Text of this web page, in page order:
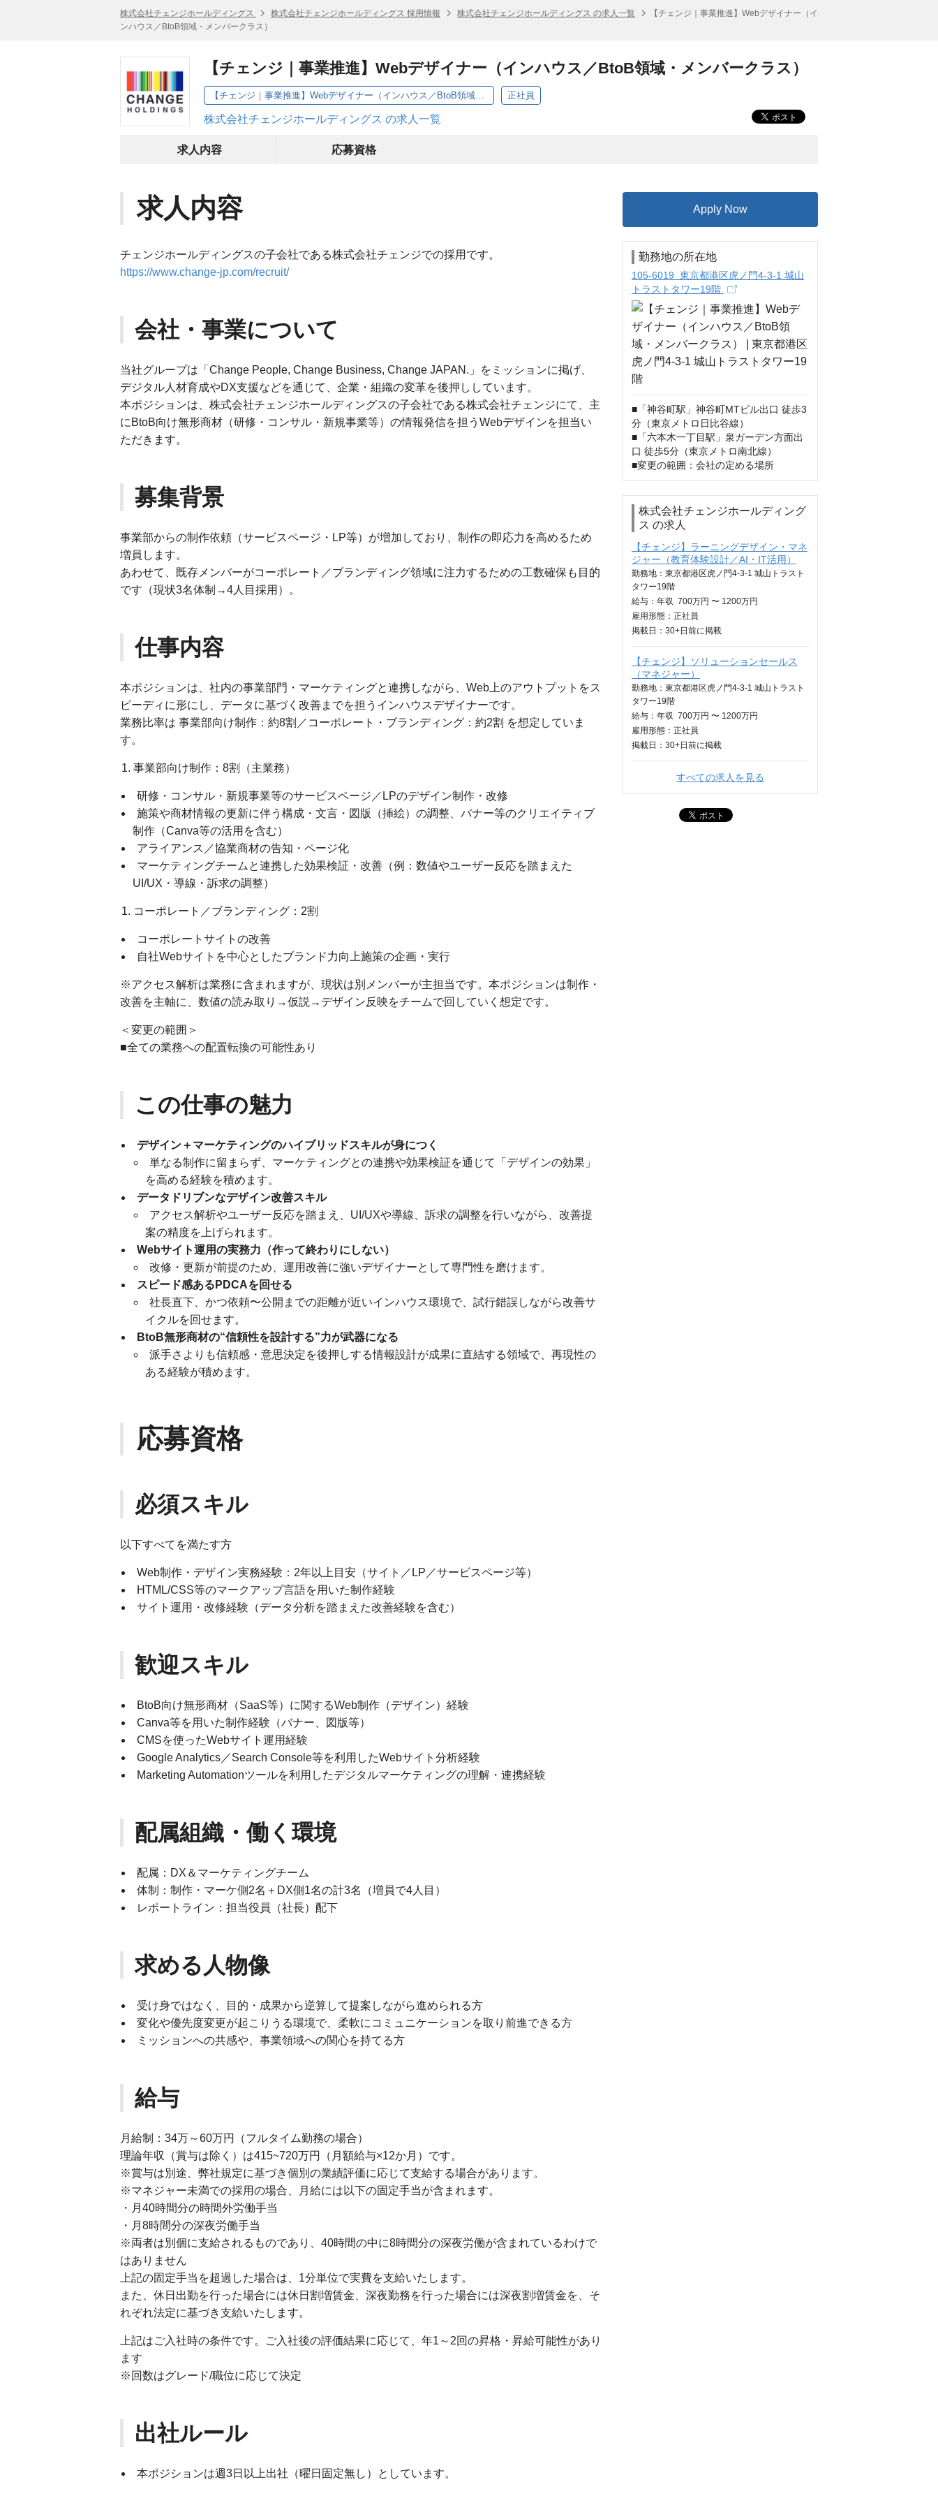
株式会社チェンジホールディングス 株式会社チェンジホールディングス 採用情報 株式会社チェンジホールディングス の求人一覧
【チェンジ｜事業推進】Webデザイナー（イ
ンハウス／BtoB領域・メンバークラス）
【チェンジ｜事業推進】Webデザイナー（インハウス／BtoB領域・メンバークラス）
【チェンジ｜事業推進】Webデザイナー（インハウス／BtoB領域・メンバークラス） 正社員
株式会社チェンジホールディングス の求人一覧
求人内容 応募資格
求人内容
チェンジホールディングスの子会社である株式会社チェンジでの採用です。
https://www.change-jp.com/recruit/
会社・事業について
当社グループは「Change People, Change Business, Change JAPAN.」をミッションに掲げ、
デジタル人材育成やDX支援などを通じて、企業・組織の変革を後押ししています。
本ポジションは、株式会社チェンジホールディングスの子会社である株式会社チェンジにて、主
にBtoB向け無形商材（研修・コンサル・新規事業等）の情報発信を担うWebデザインを担当い
ただきます。
募集背景
事業部からの制作依頼（サービスページ・LP等）が増加しており、制作の即応力を高めるため
増員します。
あわせて、既存メンバーがコーポレート／ブランディング領域に注力するための工数確保も目的
です（現状3名体制→4人目採用）。
仕事内容
本ポジションは、社内の事業部門・マーケティングと連携しながら、Web上のアウトプットをス
ピーディに形にし、データに基づく改善までを担うインハウスデザイナーです。
業務比率は 事業部向け制作：約8割／コーポレート・ブランディング：約2割 を想定していま
す。
事業部向け制作：8割（主業務）
研修・コンサル・新規事業等のサービスページ／LPのデザイン制作・改修
施策や商材情報の更新に伴う構成・文言・図版（挿絵）の調整、バナー等のクリエイティブ
制作（Canva等の活用を含む）
アライアンス／協業商材の告知・ページ化
マーケティングチームと連携した効果検証・改善（例：数値やユーザー反応を踏まえた
UI/UX・導線・訴求の調整）
コーポレート／ブランディング：2割
コーポレートサイトの改善
自社Webサイトを中心としたブランド力向上施策の企画・実行
※アクセス解析は業務に含まれますが、現状は別メンバーが主担当です。本ポジションは制作・
改善を主軸に、数値の読み取り→仮説→デザイン反映をチームで回していく想定です。
＜変更の範囲＞
■全ての業務への配置転換の可能性あり
この仕事の魅力
デザイン＋マーケティングのハイブリッドスキルが身につく
単なる制作に留まらず、マーケティングとの連携や効果検証を通じて「デザインの効果」
を高める経験を積めます。
データドリブンなデザイン改善スキル
アクセス解析やユーザー反応を踏まえ、UI/UXや導線、訴求の調整を行いながら、改善提
案の精度を上げられます。
Webサイト運用の実務力（作って終わりにしない）
改修・更新が前提のため、運用改善に強いデザイナーとして専門性を磨けます。
スピード感あるPDCAを回せる
社長直下、かつ依頼〜公開までの距離が近いインハウス環境で、試行錯誤しながら改善サ
イクルを回せます。
BtoB無形商材の“信頼性を設計する”力が武器になる
派手さよりも信頼感・意思決定を後押しする情報設計が成果に直結する領域で、再現性の
ある経験が積めます。
応募資格
必須スキル
以下すべてを満たす方
Web制作・デザイン実務経験：2年以上目安（サイト／LP／サービスページ等）
HTML/CSS等のマークアップ言語を用いた制作経験
サイト運用・改修経験（データ分析を踏まえた改善経験を含む）
歓迎スキル
BtoB向け無形商材（SaaS等）に関するWeb制作（デザイン）経験
Canva等を用いた制作経験（バナー、図版等）
CMSを使ったWebサイト運用経験
Google Analytics／Search Console等を利用したWebサイト分析経験
Marketing Automationツールを利用したデジタルマーケティングの理解・連携経験
配属組織・働く環境
配属：DX＆マーケティングチーム
体制：制作・マーケ側2名＋DX側1名の計3名（増員で4人目）
レポートライン：担当役員（社長）配下
求める人物像
受け身ではなく、目的・成果から逆算して提案しながら進められる方
変化や優先度変更が起こりうる環境で、柔軟にコミュニケーションを取り前進できる方
ミッションへの共感や、事業領域への関心を持てる方
給与
月給制：34万～60万円（フルタイム勤務の場合）
理論年収（賞与は除く）は415~720万円（月額給与×12か月）です。
※賞与は別途、弊社規定に基づき個別の業績評価に応じて支給する場合があります。
※マネジャー未満での採用の場合、月給には以下の固定手当が含まれます。
・月40時間分の時間外労働手当
・月8時間分の深夜労働手当
※両者は別個に支給されるものであり、40時間の中に8時間分の深夜労働が含まれているわけで
はありません
上記の固定手当を超過した場合は、1分単位で実費を支給いたします。
また、休日出勤を行った場合には休日割増賃金、深夜勤務を行った場合には深夜割増賃金を、そ
れぞれ法定に基づき支給いたします。
上記はご入社時の条件です。ご入社後の評価結果に応じて、年1～2回の昇格・昇給可能性があり
ます
※回数はグレード/職位に応じて決定
出社ルール
本ポジションは週3日以上出社（曜日固定無し）としています。
Apply Now
勤務地の所在地
105-6019 東京都港区虎ノ門4-3-1 城山
トラストタワー19階
■「神谷町駅」神谷町MTビル出口 徒歩3
分（東京メトロ日比谷線）
■「六本木一丁目駅」泉ガーデン方面出
口 徒歩5分（東京メトロ南北線）
■変更の範囲：会社の定める場所
株式会社チェンジホールディング
ス の求人
【チェンジ】ラーニングデザイン・マネ
ジャー（教育体験設計／AI・IT活用）
勤務地：東京都港区虎ノ門4-3-1 城山トラスト
タワー19階
給与： 年収 700万円 〜 1200万円
雇用形態：正社員
掲載日： 30+日 前に掲載
【チェンジ】ソリューションセールス
（マネジャー）
勤務地：東京都港区虎ノ門4-3-1 城山トラスト
タワー19階
給与： 年収 700万円 〜 1200万円
雇用形態：正社員
掲載日： 30+日 前に掲載
すべての求人を見る